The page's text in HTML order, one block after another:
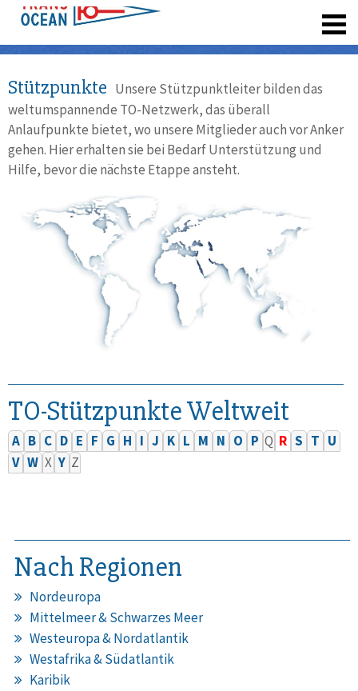
Stützpunkte Unsere Stützpunktleiter bilden das
weltumspannende TO-Netzwerk, das überall
Anlaufpunkte bietet, wo unsere Mitglieder auch vor Anker
gehen. Hier erhalten sie bei Bedarf Unterstützung und
Hilfe, bevor die nächste Etappe ansteht.
TO-Stützpunkte Weltweit
A B C D E F G H I J K L M N O P Q R S T U
V W X Y Z
Nach Regionen
Nordeuropa
Mittelmeer & Schwarzes Meer
Westeuropa & Nordatlantik
Westafrika & Südatlantik
Karibik